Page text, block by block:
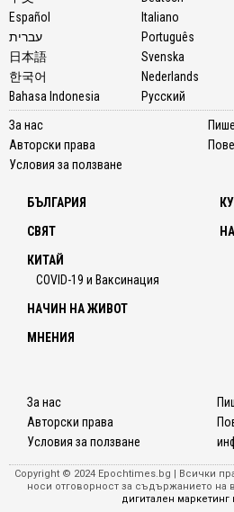
Español
עברית
日本語
한국어
Bahasa Indonesia
Italiano
Português
Svenska
Nederlands
Русский
За нас
Авторски права
Условия за ползване
БЪЛГАРИЯ
СВЯТ
КИТАЙ
COVID-19 и Ваксинация
НАЧИН НА ЖИВОТ
МНЕНИЯ
За нас
Авторски права
Условия за ползване
Copyright © 2024 Epochtimes.bg | Всички
носи отговорност за съдържанието на
дигитален маркетинг